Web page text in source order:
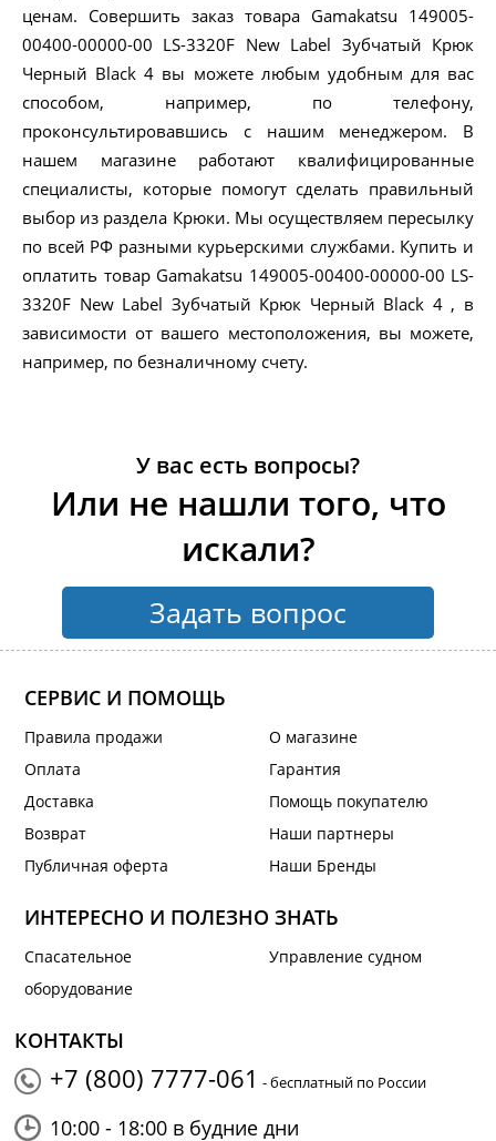
ценам. Совершить заказ товара Gamakatsu 149005-
00400-00000-00 LS-3320F New Label Зубчатый Крюк
Черный Black 4 вы можете любым удобным для вас
способом, например, по телефону,
проконсультировавшись с нашим менеджером. В
нашем магазине работают квалифицированные
специалисты, которые помогут сделать правильный
выбор из раздела Крюки. Мы осуществляем пересылку
по всей РФ разными курьерскими службами. Купить и
оплатить товар Gamakatsu 149005-00400-00000-00 LS-
3320F New Label Зубчатый Крюк Черный Black 4 , в
зависимости от вашего местоположения, вы можете,
например, по безналичному счету.
У вас есть вопросы?
Или не нашли того, что
искали?
Задать вопрос
СЕРВИС И ПОМОЩЬ
Правила продажи
Оплата
Доставка
Возврат
Публичная оферта
О магазине
Гарантия
Помощь покупателю
Наши партнеры
Наши Бренды
ИНТЕРЕСНО И ПОЛЕЗНО ЗНАТЬ
Спасательное
оборудование
Управление судном
КОНТАКТЫ
+7 (800) 7777-061 - бесплатный по России
10:00 - 18:00 в будние дни